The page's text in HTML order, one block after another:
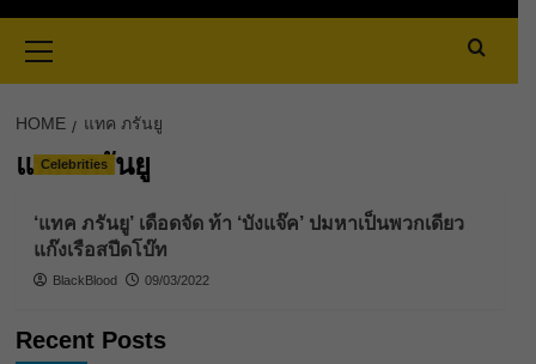
Menu
HOME แทค ภรันยู
แทค ภรันยู
Celebrities
‘แทค ภรันยู’ เดือดจัด ท้า ‘บังแจ๊ค’ ปมหาเป็นพวกเดียว
แก๊งเรือสปีดโบ๊ท
BlackBlood 09/03/2022
Recent Posts